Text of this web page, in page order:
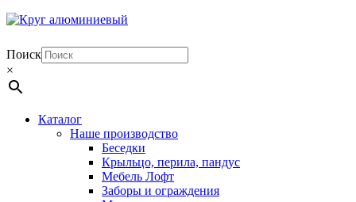
Поиск
×
Каталог
Наше производство
Беседки
Крыльцо, перила, пандус
Мебель Лофт
Заборы и ограждения